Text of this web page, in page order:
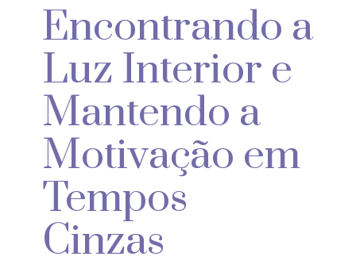
Encontrando a
Luz Interior e
Mantendo a
Motivação em
Tempos
Cinzas